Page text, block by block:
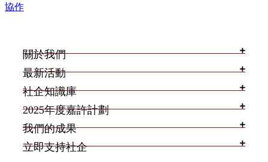
協作
關於我們
最新活動
社企知識庫
2025年度嘉許計劃
我們的成果
立即支持社企